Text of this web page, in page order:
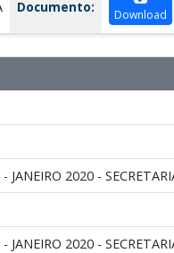
Documento: Download
JANEIRO 2020 -
JANEIRO 2020 -